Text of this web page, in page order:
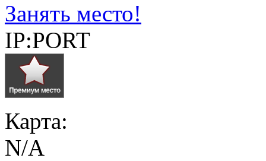
Занять место!
IP:PORT
Карта:
N/A